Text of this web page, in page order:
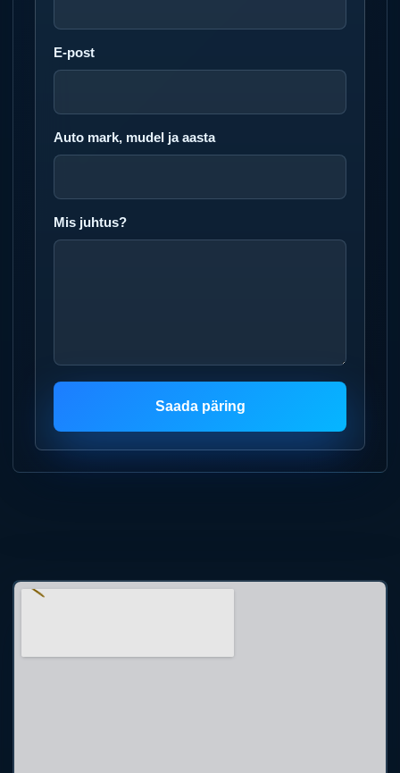
E-post
Auto mark, mudel ja aasta
Mis juhtus?
Saada päring